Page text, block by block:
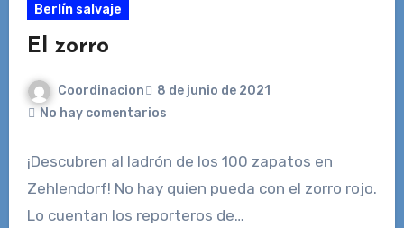
Berlín salvaje
El zorro
Coordinacion
8 de junio de 2021
No hay comentarios
¡Descubren al ladrón de los 100 zapatos en
Zehlendorf! No hay quien pueda con el zorro rojo.
Lo cuentan los reporteros de…